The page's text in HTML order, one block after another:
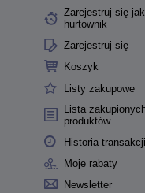
Zarejestruj się
hurtownik
Zarejestruj się
Koszyk
Listy zakupowe
Lista
produktów
Historia transakcji
Moje rabaty
Newsletter